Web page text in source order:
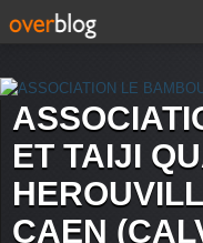
ET TAIJI
CAEN